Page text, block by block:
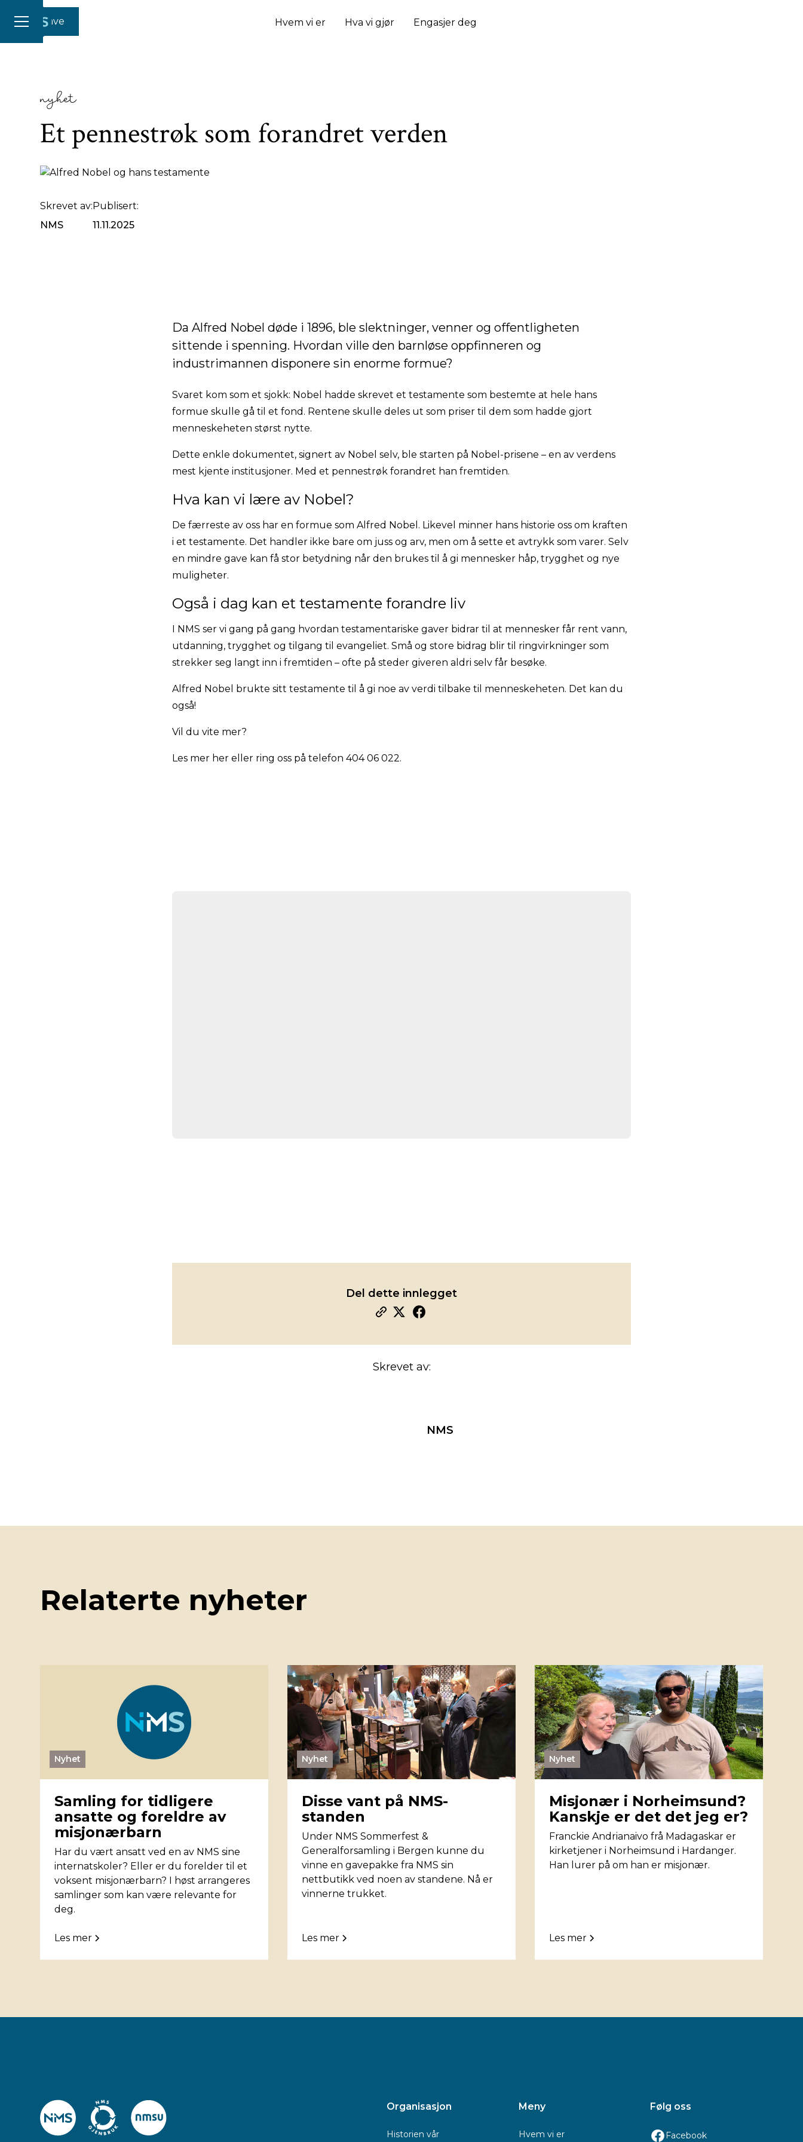
Hvem vi er Hva vi gjør Engasjer deg
Gi en gave
nyhet
Et pennestrøk som forandret verden
Skrevet av:
NMS
Publisert:
11.11.2025
Da Alfred Nobel døde i 1896, ble slektninger, venner og offentligheten
sittende i spenning. Hvordan ville den barnløse oppfinneren og
industrimannen disponere sin enorme formue?
Svaret kom som et sjokk: Nobel hadde skrevet et testamente som bestemte at hele hans
formue skulle gå til et fond. Rentene skulle deles ut som priser til dem som hadde gjort
menneskeheten størst nytte.
Dette enkle dokumentet, signert av Nobel selv, ble starten på Nobel-prisene – en av verdens
mest kjente institusjoner. Med et pennestrøk forandret han fremtiden.
Hva kan vi lære av Nobel?
De færreste av oss har en formue som Alfred Nobel. Likevel minner hans historie oss om kraften
i et testamente. Det handler ikke bare om juss og arv, men om å sette et avtrykk som varer. Selv
en mindre gave kan få stor betydning når den brukes til å gi mennesker håp, trygghet og nye
muligheter.
Også i dag kan et testamente forandre liv
I NMS ser vi gang på gang hvordan testamentariske gaver bidrar til at mennesker får rent vann,
utdanning, trygghet og tilgang til evangeliet. Små og store bidrag blir til ringvirkninger som
strekker seg langt inn i fremtiden – ofte på steder giveren aldri selv får besøke.
Alfred Nobel brukte sitt testamente til å gi noe av verdi tilbake til menneskeheten. Det kan du
også!
Vil du vite mer?
Les mer her eller ring oss på telefon 404 06 022.
Del dette innlegget
Skrevet av:
NMS
Relaterte nyheter
Nyhet
Samling for tidligere
ansatte og foreldre av
misjonærbarn
Har du vært ansatt ved en av NMS sine
internatskoler? Eller er du forelder til et
voksent misjonærbarn? I høst arrangeres
samlinger som kan være relevante for
deg.
Les mer
Nyhet
Disse vant på NMS-
standen
Under NMS Sommerfest &
Generalforsamling i Bergen kunne du
vinne en gavepakke fra NMS sin
nettbutikk ved noen av standene. Nå er
vinnerne trukket.
Les mer
Nyhet
Misjonær i Norheimsund?
Kanskje er det det jeg er?
Franckie Andrianaivo frå Madagaskar er
kirketjener i Norheimsund i Hardanger.
Han lurer på om han er misjonær.
Les mer
Organisasjon
Historien vår
Meny
Hvem vi er
Følg oss
Facebook